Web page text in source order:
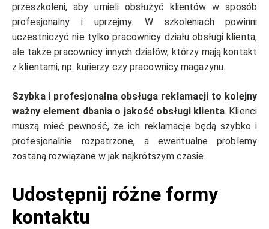
przeszkoleni, aby umieli obsłużyć klientów w sposób
profesjonalny i uprzejmy. W szkoleniach powinni
uczestniczyć nie tylko pracownicy działu obsługi klienta,
ale także pracownicy innych działów, którzy mają kontakt
z klientami, np. kurierzy czy pracownicy magazynu.
Szybka i profesjonalna obsługa reklamacji to kolejny
ważny element dbania o jakość obsługi klienta. Klienci
muszą mieć pewność, że ich reklamacje będą szybko i
profesjonalnie rozpatrzone, a ewentualne problemy
zostaną rozwiązane w jak najkrótszym czasie.
Udostępnij różne formy
kontaktu